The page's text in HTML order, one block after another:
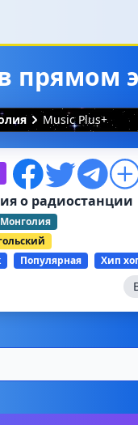
прямом
Music Plus+
о радиостанции
Монголия
Популярная Хип